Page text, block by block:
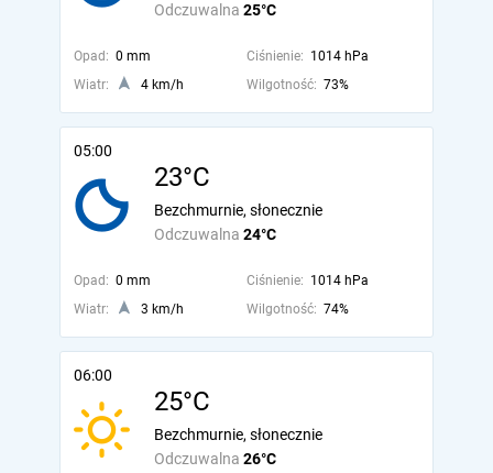
Odczuwalna 25°C
Opad: 0 mm Ciśnienie: 1014 hPa
Wiatr:
4 km/h Wilgotność: 73%
05:00
23°C
Odczuwalna 24°C
Bezchmurnie, słonecznie
Opad: 0 mm Ciśnienie: 1014 hPa
Wiatr:
3 km/h Wilgotność: 74%
06:00
25°C
Odczuwalna 26°C
Bezchmurnie, słonecznie